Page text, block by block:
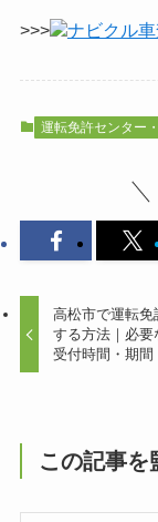
>>> ナビクル
運転免許センター
高松市で運転免
する方法｜必要
受付時間・期間
この記事を